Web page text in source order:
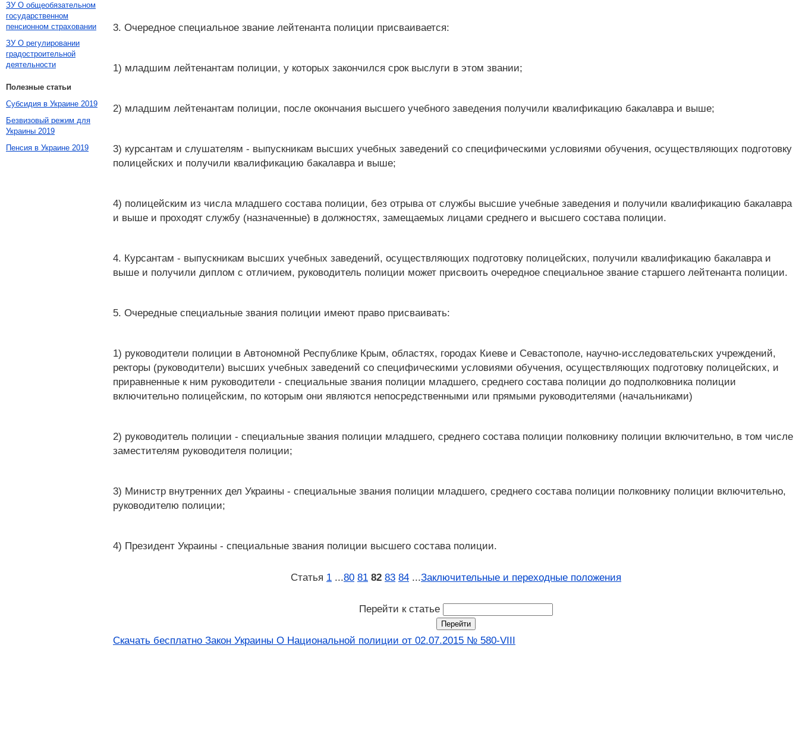
3. Очередное специальное звание лейтенанта полиции присваивается:
1) младшим лейтенантам полиции, у которых закончился срок выслуги в этом звании;
2) младшим лейтенантам полиции, после окончания высшего учебного заведения получили квалификацию бакалавра и выше;
3) курсантам и слушателям - выпускникам высших учебных заведений со специфическими условиями обучения, осуществляющих подготовку
полицейских и получили квалификацию бакалавра и выше;
4) полицейским из числа младшего состава полиции, без отрыва от службы высшие учебные заведения и получили квалификацию бакалавра
и выше и проходят службу (назначенные) в должностях, замещаемых лицами среднего и высшего состава полиции.
4. Курсантам - выпускникам высших учебных заведений, осуществляющих подготовку полицейских, получили квалификацию бакалавра и
выше и получили диплом с отличием, руководитель полиции может присвоить очередное специальное звание старшего лейтенанта полиции.
5. Очередные специальные звания полиции имеют право присваивать:
1) руководители полиции в Автономной Республике Крым, областях, городах Киеве и Севастополе, научно-исследовательских учреждений,
ректоры (руководители) высших учебных заведений со специфическими условиями обучения, осуществляющих подготовку полицейских, и
приравненные к ним руководители - специальные звания полиции младшего, среднего состава полиции до подполковника полиции
включительно полицейским, по которым они являются непосредственными или прямыми руководителями (начальниками)
2) руководитель полиции - специальные звания полиции младшего, среднего состава полиции полковнику полиции включительно, в том числе
заместителям руководителя полиции;
3) Министр внутренних дел Украины - специальные звания полиции младшего, среднего состава полиции полковнику полиции включительно,
руководителю полиции;
4) Президент Украины - специальные звания полиции высшего состава полиции.
Статья 1 ...80 81 82 83 84 ...Заключительные и переходные положения
Перейти к статье
Скачать бесплатно Закон Украины О Национальной полиции от 02.07.2015 № 580-VIII
ЗУ О общеобязательном
государственном
пенсионном страховании
ЗУ О регулировании
градостроительной
деятельности
Полезные статьи
Субсидия в Украине 2019
Безвизовый режим для
Украины 2019
Пенсия в Украине 2019